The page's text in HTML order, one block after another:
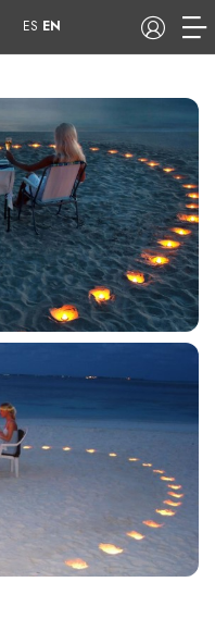
Apartamentos
Ayuda
COP
ES EN